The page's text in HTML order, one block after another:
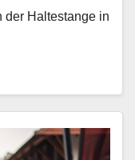
der Haltestange in